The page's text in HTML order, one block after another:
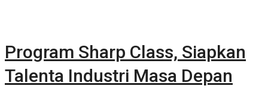
Program Sharp Class, Siapkan
Talenta Industri Masa Depan